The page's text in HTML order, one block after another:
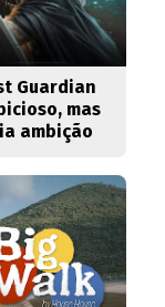
Guardian
mas
ambição